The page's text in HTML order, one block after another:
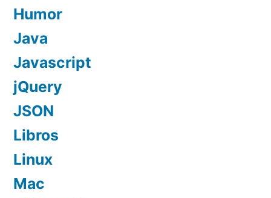
Humor
Java
Javascript
jQuery
JSON
Libros
Linux
Mac